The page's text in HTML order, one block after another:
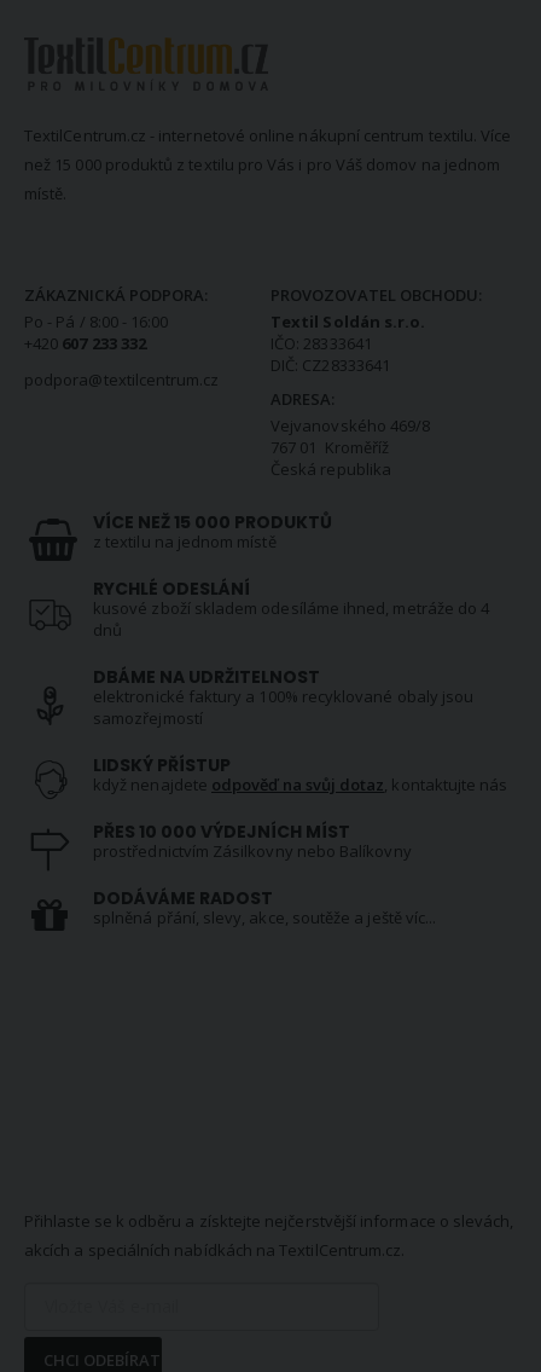
TextilCentrum.cz - internetové online nákupní centrum textilu. Více
než 15 000 produktů z textilu pro Vás i pro Váš domov na jednom
místě.
ZÁKAZNICKÁ PODPORA:
Po - Pá / 8:00 - 16:00
+420 607 233 332
podpora@textilcentrum.cz
PROVOZOVATEL OBCHODU:
Textil Soldán s.r.o.
IČO: 28333641
DIČ: CZ28333641
ADRESA:
Vejvanovského 469/8
767 01 Kroměříž
Česká republika
VÍCE NEŽ 15 000 PRODUKTŮ
z textilu na jednom místě
RYCHLÉ ODESLÁNÍ
kusové zboží skladem odesíláme ihned, metráže do 4
dnů
DBÁME NA UDRŽITELNOST
elektronické faktury a 100% recyklované obaly jsou
samozřejmostí
LIDSKÝ PŘÍSTUP
když nenajdete odpověď na svůj dotaz, kontaktujte nás
PŘES 10 000 VÝDEJNÍCH MÍST
prostřednictvím Zásilkovny nebo Balíkovny
DODÁVÁME RADOST
splněná přání, slevy, akce, soutěže a ještě víc...
Přihlaste se k odběru a získtejte nejčerstvější informace o slevách,
akcích a speciálních nabídkách na TextilCentrum.cz.
CHCI ODEBÍRAT